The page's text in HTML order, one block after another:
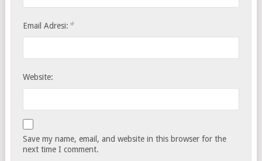
Email Adresi: *
Website:
Save my name, email, and website in this browser for the
next time I comment.